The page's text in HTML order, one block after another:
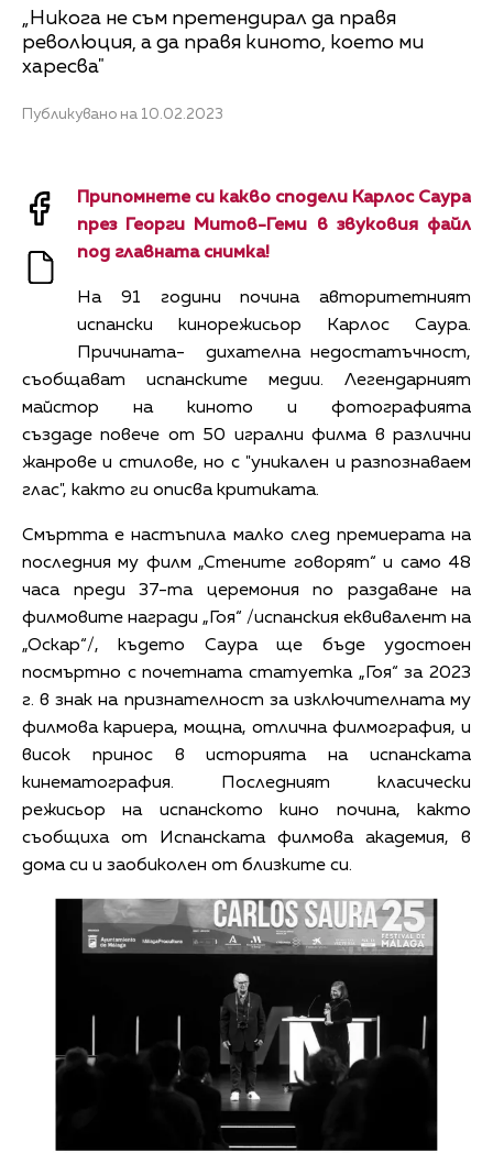
„Никога не съм претендирал да правя
революция, а да правя киното, което ми
харесва"
Публикувано на 10.02.2023
Припомнете си какво сподели Карлос Саура
през Георги Митов-Геми в звуковия файл
под главната снимка!
На 91 години почина авторитетният
испански кинорежисьор Карлос Саура.
Причината- дихателна недостатъчност,
съобщават испанските медии. Легендарният
майстор на киното и фотографията
създаде повече от 50 игрални филма в различни
жанрове и стилове, но с "уникален и разпознаваем
глас", както ги описва критиката.
Смъртта е настъпила малко след премиерата на
последния му филм „Стените говорят“ и само 48
часа преди 37-та церемония по раздаване на
филмовите награди „Гоя“ /испанския еквивалент на
„Оскар“/, където Саура ще бъде удостоен
посмъртно с почетната статуетка „Гоя“ за 2023
г. в знак на признателност за изключителната му
филмова кариера, мощна, отлична филмография, и
висок принос в историята на испанската
кинематография. Последният класически
режисьор на испанското кино почина, както
съобщиха от Испанската филмова академия, в
дома си и заобиколен от близките си.